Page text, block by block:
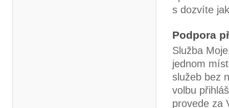
s dozvíte
Podpora
Služba
jednom
služeb bez
volbu
provede za